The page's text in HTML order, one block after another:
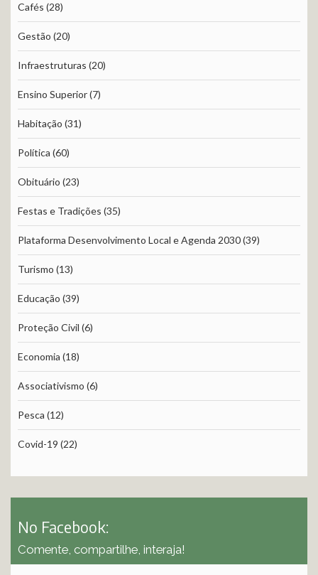
Cafés (28)
Gestão (20)
Infraestruturas (20)
Ensino Superior(7)
Habitação (31)
Política (60)
Obituário (23)
Festas e Tradições (35)
Plataforma Desenvolvimento Local e Agenda 2030(39)
Turismo (13)
Educação (39)
Proteção Civil (6)
Economia (18)
Associativismo (6)
Pesca (12)
Covid-19 (22)
No Facebook:
Comente, compartilhe, interaja!